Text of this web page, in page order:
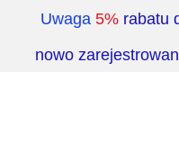
Uwaga 5% rabatu
nowo